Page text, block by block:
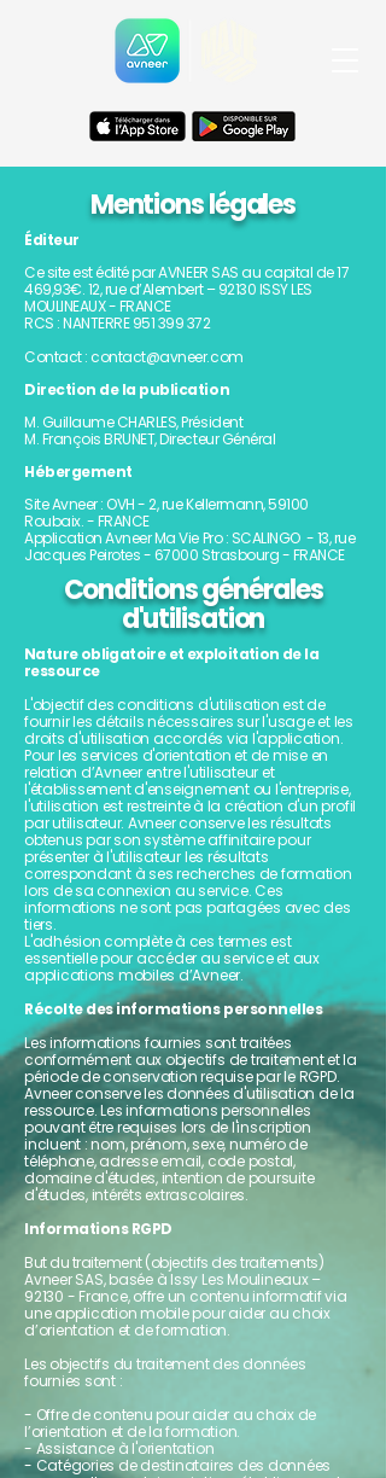
Mentions légales
Éditeur
Ce site est édité par AVNEER SAS au capital de 17
469,93€. 12, rue d’Alembert – 92130 ISSY LES
MOULINEAUX - FRANCE
RCS : NANTERRE 951 399 372
Contact : contact@avneer.com
Direction de la publication
M. Guillaume CHARLES, Président
M. François BRUNET, Directeur Général
Hébergement
Site Avneer : OVH - 2, rue Kellermann, 59100
Roubaix. - FRANCE
Application Avneer Ma Vie Pro : SCALINGO - 13, rue
Jacques Peirotes - 67000 Strasbourg - FRANCE
Conditions générales
d'utilisation
Nature obligatoire et exploitation de la
ressource
L'objectif des conditions d'utilisation est de
fournir les détails nécessaires sur l'usage et les
droits d'utilisation accordés via l'application.
Pour les services d'orientation et de mise en
relation d’Avneer entre l'utilisateur et
l'établissement d'enseignement ou l'entreprise,
l'utilisation est restreinte à la création d'un profil
par utilisateur. Avneer conserve les résultats
obtenus par son système affinitaire pour
présenter à l'utilisateur les résultats
correspondant à ses recherches de formation
lors de sa connexion au service. Ces
informations ne sont pas partagées avec des
tiers.
L'adhésion complète à ces termes est
essentielle pour accéder au service et aux
applications mobiles d’Avneer.
Récolte des informations personnelles
Les informations fournies sont traitées
conformément aux objectifs de traitement et la
période de conservation requise par le RGPD.
Avneer conserve les données d'utilisation de la
ressource. Les informations personnelles
pouvant être requises lors de l'inscription
incluent : nom, prénom, sexe, numéro de
téléphone, adresse email, code postal,
domaine d'études, intention de poursuite
d'études, intérêts extrascolaires.
Informations RGPD
But du traitement (objectifs des traitements)
Avneer SAS, basée à Issy Les Moulineaux –
92130 - France, offre un contenu informatif via
une application mobile pour aider au choix
d’orientation et de formation.
Les objectifs du traitement des données
fournies sont :
- Offre de contenu pour aider au choix de
l’orientation et de la formation.
- Assistance à l'orientation
- Catégories de destinataires des données